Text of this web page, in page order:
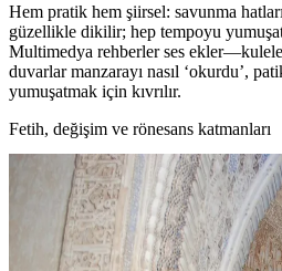
Hem pratik hem şiirsel: savunma
güzellikle dikilir; hep tempoyu
Multimedya rehberler ses
duvarlar manzarayı nasıl ‘okurdu’,
yumuşatmak için kıvrılır.
Fetih, değişim ve rönesans katmanları